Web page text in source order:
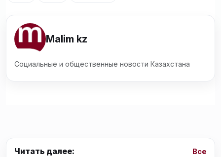
Malim kz
Социальные и общественные новости Казахстана
Читать далее: Все